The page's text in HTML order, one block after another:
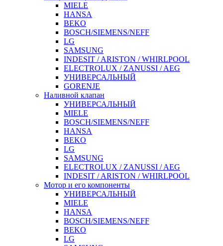
MIELE
HANSA
BEKO
BOSCH/SIEMENS/NEFF
LG
SAMSUNG
INDESIT / ARISTON / WHIRLPOOL
ELECTROLUX / ZANUSSI / AEG
УНИВЕРСАЛЬНЫЙ
GORENJE
Наливной клапан
УНИВЕРСАЛЬНЫЙ
MIELE
BOSCH/SIEMENS/NEFF
HANSA
BEKO
LG
SAMSUNG
ELECTROLUX / ZANUSSI / AEG
INDESIT / ARISTON / WHIRLPOOL
Мотор и его компоненты
УНИВЕРСАЛЬНЫЙ
MIELE
HANSA
BOSCH/SIEMENS/NEFF
BEKO
LG